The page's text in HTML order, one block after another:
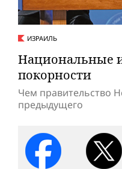
ИЗРАИЛЬ
Национальные
покорности
Чем правительство
предыдущего